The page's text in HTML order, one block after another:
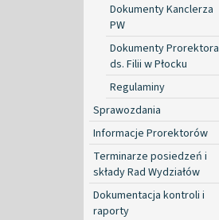
Dokumenty Kanclerza
PW
Dokumenty Prorektora
ds. Filii w Płocku
Regulaminy
Sprawozdania
Informacje Prorektorów
Terminarze posiedzeń i
składy Rad Wydziałów
Dokumentacja kontroli i
raporty